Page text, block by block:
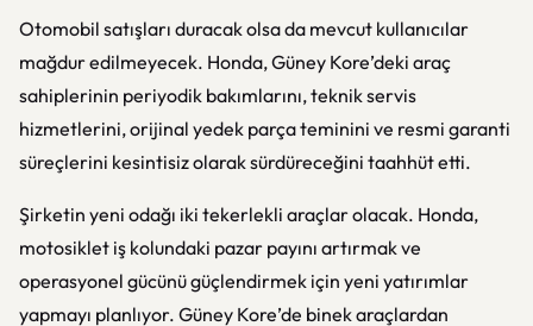
Otomobil satışları duracak olsa da mevcut kullanıcılar
mağdur edilmeyecek. Honda, Güney Kore’deki araç
sahiplerinin periyodik bakımlarını, teknik servis
hizmetlerini, orijinal yedek parça teminini ve resmi garanti
süreçlerini kesintisiz olarak sürdüreceğini taahhüt etti.
Şirketin yeni odağı iki tekerlekli araçlar olacak. Honda,
motosiklet iş kolundaki pazar payını artırmak ve
operasyonel gücünü güçlendirmek için yeni yatırımlar
yapmayı planlıyor. Güney Kore’de binek araçlardan